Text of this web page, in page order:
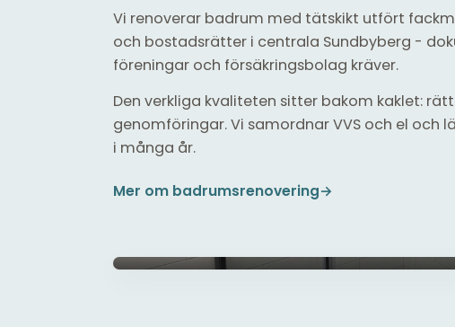
Vi renoverar badrum med tätskikt utfört
och bostadsrätter i centrala Sundbyberg -
föreningar och försäkringsbolag kräver.
Den verkliga kvaliteten sitter bakom kaklet:
genomföringar. Vi samordnar VVS och el och
i många år.
Mer om badrumsrenovering→